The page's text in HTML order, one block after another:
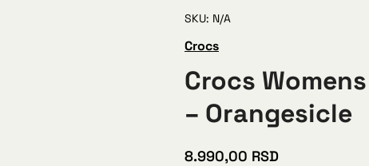
SKU: N/A
Crocs
Crocs
– Orangesicle
8.990,00 RSD